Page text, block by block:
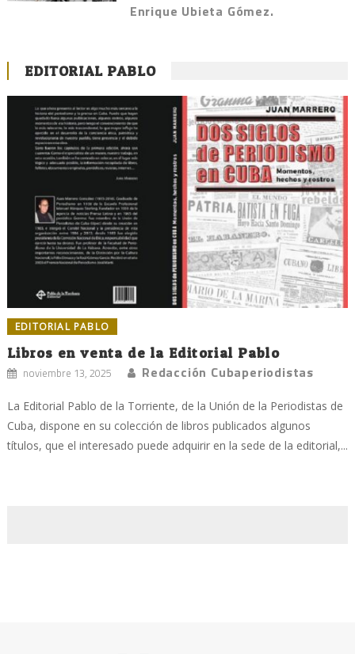
Enrique Ubieta Gómez.
EDITORIAL PABLO
EDITORIAL PABLO
Libros en venta de la Editorial Pablo
noviembre 13, 2025 Redacción Cubaperiodistas
La Editorial Pablo de la Torriente, de la Unión de la Periodistas de
Cuba, dispone en su colección de libros publicados algunos
títulos, que el interesado puede adquirir en la sede de la editorial,...